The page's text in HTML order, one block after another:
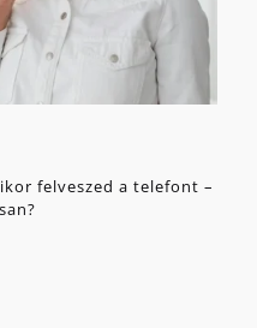
felveszed a telefont –